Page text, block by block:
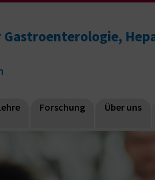
Forschung Über uns